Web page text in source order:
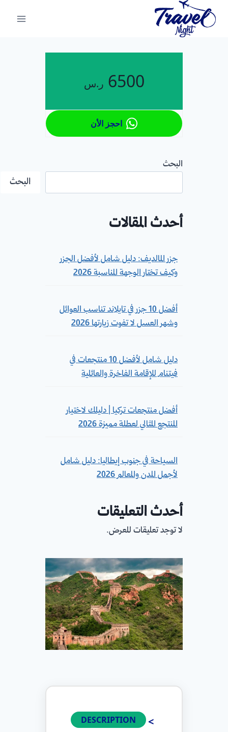
التجاوز
6500 ر.س
احجز الأن
البحث
البحث
أحدث المقالات
جزر المالديف: دليل شامل لأفضل الجزر
وكيف تختار الوجهة المناسبة 2026
أفضل 10 جزر في تايلاند تناسب العوائل
وشهر العسل لا تفوت زيارتها 2026
دليل شامل لأفضل 10 منتجعات في
فيتنام للإقامة الفاخرة والعائلية
أفضل منتجعات تركيا | دليلك لاختيار
المنتجع المثالي لعطلة مميزة 2026
السياحة في جنوب إيطاليا: دليل شامل
لأجمل المدن والمعالم 2026
أحدث التعليقات
لا توجد تعليقات للعرض.
DESCRIPTION